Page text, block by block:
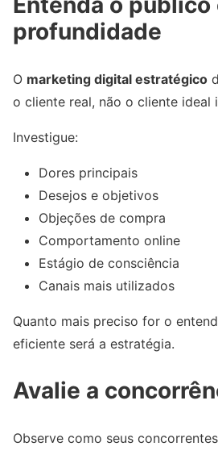
profundidade
O marketing digital estratégico
o cliente real, não o cliente ideal
Investigue:
Dores principais
Desejos e objetivos
Objeções de compra
Comportamento online
Estágio de consciência
Canais mais utilizados
Quanto mais preciso for o
eficiente será a estratégia.
Avalie a
Observe como seus